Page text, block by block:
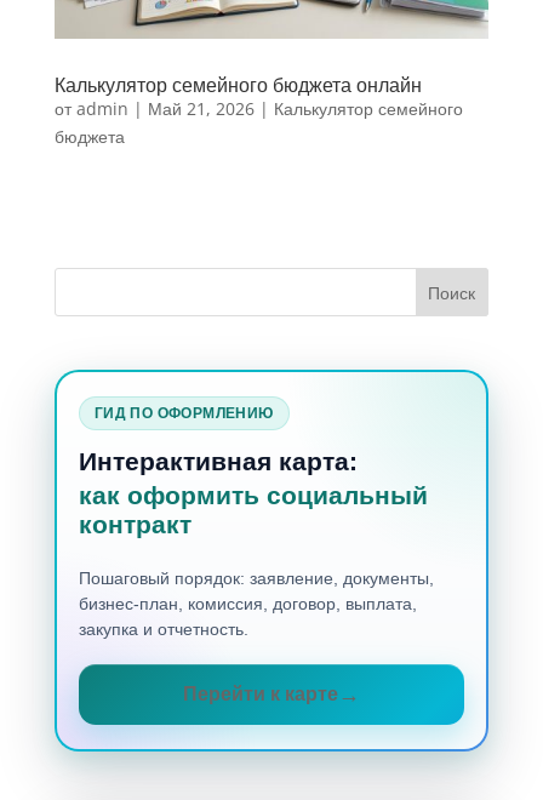
Калькулятор семейного бюджета онлайн
отadmin | Май 21, 2026| Калькулятор семейного
бюджета
ГИД ПО ОФОРМЛЕНИЮ
Интерактивная карта:
как оформить социальный
контракт
Пошаговый порядок: заявление, документы,
бизнес-план, комиссия, договор, выплата,
закупка и отчетность.
Перейти к карте